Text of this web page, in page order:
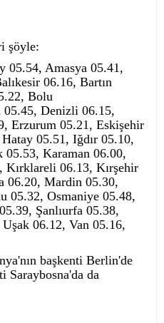
şöyle:
05.54, Amasya 05.41,
06.16, Bartın
Bolu
05.45, Denizli 06.15,
Erzurum 05.21, Eskişehir
05.51, Iğdır 05.10,
05.53, Karaman 06.00,
Kırklareli 06.13, Kırşehir
06.20, Mardin 05.30,
05.32, Osmaniye 05.48,
Şanlıurfa 05.38,
06.12, Van 05.16,
başkenti Berlin'de
Saraybosna'da da